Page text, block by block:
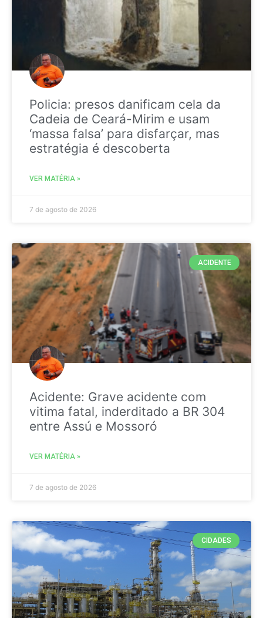
Policia: presos danificam cela da
Cadeia de Ceará-Mirim e usam
‘massa falsa’ para disfarçar, mas
estratégia é descoberta
VER MATÉRIA »
7 de agosto de 2026
ACIDENTE
Acidente: Grave acidente com
vitima fatal, inderditado a BR 304
entre Assú e Mossoró
VER MATÉRIA »
7 de agosto de 2026
CIDADES